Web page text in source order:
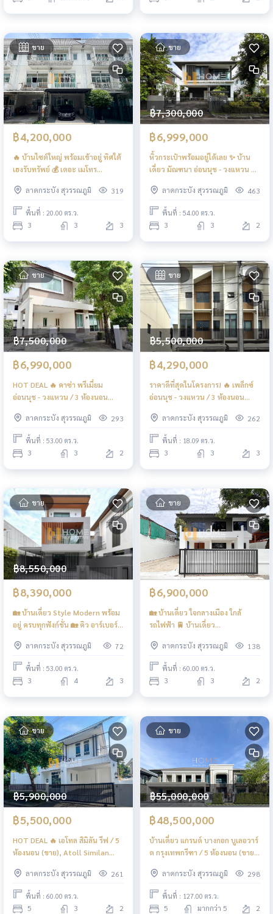
ขาย
฿4,200,000
🔥 บ้านไซต์ใหญ่ พร้อมเข้าอยู่ ทิศใต้
เฮงรับทรัพย์ 💰 เดอะ เมโทร
Metro Rama 9 / 3 Bedrooms
(FOR SALE) FON301
ลาดกระบัง สุวรรณภูมิ 319
พื้นที่ : 20.00 ตร.ว.
3 3 3
ขาย
฿7,300,000
฿6,999,000
หิ้วกระเป๋าพร้อมอยู่ได้เลย ✨ บ้าน
เดี่ยว มัณฑนา อ่อนนุช - วงแหวน 3 /
Onnut - Wongwan 3 / Detached
House 3 Bedrooms (FOR SALE)
POON025
ลาดกระบัง สุวรรณภูมิ 463
พื้นที่ : 54.00 ตร.ว.
3 3 2
ขาย
฿7,500,000
฿6,990,000
HOT DEAL 🔥 คาซ่า พรีเมี่ยม
อ่อนนุช - วงแหวน / 3 ห้องนอน
Wongwhaen / 3 Bedrooms (FOR
SALE) POON065
ลาดกระบัง สุวรรณภูมิ 293
พื้นที่ : 53.00 ตร.ว.
3 3 2
ขาย
฿5,500,000
฿4,290,000
ราคาดีที่สุดในโครงการ! 🔥 เพล็กซ์
อ่อนนุช - วงแหวน / 3 ห้องนอน
3 Bedrooms (FOR SALE)
POON198
ลาดกระบัง สุวรรณภูมิ 262
พื้นที่ : 18.09 ตร.ว.
3 3 3
ขาย
฿8,550,000
฿8,390,000
🏡 บ้านเดี่ยว Style Modern พร้อม
อยู่ ครบทุกฟังก์ชั่น 🏡 คิว อาร์เบอร์
นอน (ขาย), AQ ARBOR
Suanluang Rama9 -
Pattanakarn / 3 Bedroom (FOR
SALE) POON281
ลาดกระบัง สุวรรณภูมิ 72
พื้นที่ : 53.00 ตร.ว.
3 4 3
ขาย
฿6,900,000
🏡 บ้านเดี่ยว ใจกลางเมือง ใกล้
รถไฟฟ้า 🚆 บ้านเดี่ยว
ห้องนอน (ขาย), Detached House
Chalerm Phrakiat Rama 9 Soi 14
/ 3 Bedroom (FOR SALE)
POON262
ลาดกระบัง สุวรรณภูมิ 138
พื้นที่ : 60.00 ตร.ว.
3 3 2
ขาย
฿5,900,000
฿5,500,000
HOT DEAL 🔥 เอโทล สิมิลัน รีฟ / 5
ห้องนอน (ขาย), Atoll Similan
BZD125ลาดกระบัง สุวรรณภูมิ 261
พื้นที่ : 60.00 ตร.ว.
5 3 2
ขาย
฿55,000,000
฿48,500,000
บ้านเดี่ยว แกรนด์ บางกอก บูเลอวาร์
ด กรุงเทพกรีฑา / 5 ห้องนอน (ขาย),
Krungthepkreetha / Detached
House 5 Bedrooms (FOR SALE)
BZD122
ลาดกระบัง สุวรรณภูมิ 298
พื้นที่ : 127.00 ตร.ว.
5 มากกว่า 5 2